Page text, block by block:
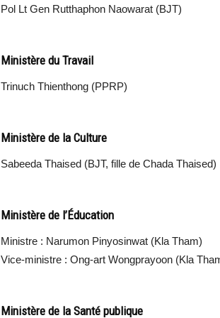
Pol Lt Gen Rutthaphon Naowarat (BJT)
Ministère du Travail
Trinuch Thienthong (PPRP)
Ministère de la Culture
Sabeeda Thaised (BJT, fille de Chada Thaised)
Ministère de l’Éducation
Ministre : Narumon Pinyosinwat (Kla Tham)
Vice-ministre : Ong-art Wongprayoon (Kla
Ministère de la Santé publique